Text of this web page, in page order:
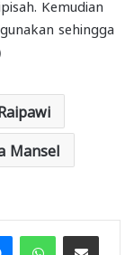
Kemudian
sehingga
Mansel
MessengerWhatsAppShare via Email